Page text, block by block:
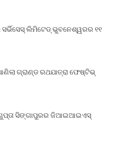
ସର୍ଭିସେସ୍ ଲିମିଟେଡ୍ ଭୁବନେଶ୍ୱରର ୧୧
ଗ୍ରାଣ୍ଡ ରଥଯାତ୍ରା ଫେଷ୍ଟିଭ୍
ଗୁପ୍ତା ସିଙ୍ଗାପୁରର ଜିଆଇଆଇଏସ୍